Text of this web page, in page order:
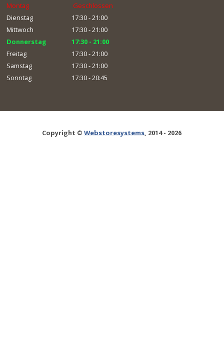
Montag
Geschlossen
Dienstag
17:30 - 21:00
Mittwoch
17:30 - 21:00
Donnerstag
17:30 - 21:00
Freitag
17:30 - 21:00
Samstag
17:30 - 21:00
Sonntag
17:30 - 20:45
Copyright ©Webstoresystems, 2014 - 2026